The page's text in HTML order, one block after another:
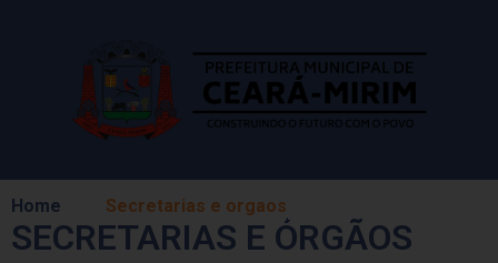
Home Secretarias e orgaos
SECRETARIAS E ÓRGÃOS